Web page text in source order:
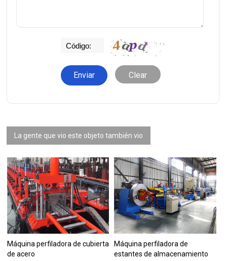
Clear
La gente que vio este objeto también vio
Máquina perfiladora de cubierta
de acero
Máquina perfiladora de
estantes de almacenamiento